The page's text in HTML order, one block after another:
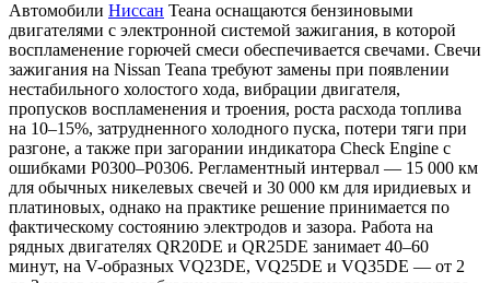
Автомобили Ниссан Теана оснащаются бензиновыми
двигателями с электронной системой зажигания, в которой
воспламенение горючей смеси обеспечивается свечами. Свечи
зажигания на Nissan Teana требуют замены при появлении
нестабильного холостого хода, вибрации двигателя,
пропусков воспламенения и троения, роста расхода топлива
на 10–15%, затрудненного холодного пуска, потери тяги при
разгоне, а также при загорании индикатора Check Engine с
ошибками P0300–P0306. Регламентный интервал — 15 000 км
для обычных никелевых свечей и 30 000 км для иридиевых и
платиновых, однако на практике решение принимается по
фактическому состоянию электродов и зазора. Работа на
рядных двигателях QR20DE и QR25DE занимает 40–60
минут, на V-образных VQ23DE, VQ25DE и VQ35DE — от 2